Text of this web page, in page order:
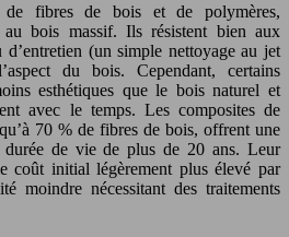
de fibres de bois et de polymères,
au bois massif. Ils résistent bien aux
d’entretien (un simple nettoyage au jet
du bois. Cependant, certains
esthétiques que le bois naturel et
avec le temps. Les composites de
70 % de fibres de bois, offrent une
durée de vie de plus de 20 ans. Leur
coût initial légèrement plus élevé par
moindre nécessitant des traitements